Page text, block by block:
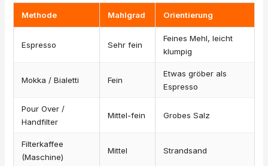
Methode Mahlgrad Orientierung
Espresso Sehr fein
Feines Mehl, leicht
klumpig
Mokka / Bialetti Fein
Etwas gröber als
Espresso
Pour Over /
Handfilter
Mittel-fein Grobes Salz
Filterkaffee
(Maschine)
Mittel Strandsand